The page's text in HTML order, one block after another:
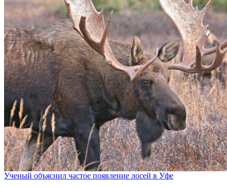
Ученый объяснил частое появление лосей в Уфе